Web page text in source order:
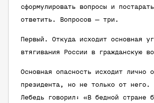
сформулировать вопросы и
ответить. Вопросов — три.
Первый. Откуда исходит основная
втягивания России в гражданскую
Основная опасность исходит лично
президента, но не только от него.
Лебедь говорил: «В бедной стране